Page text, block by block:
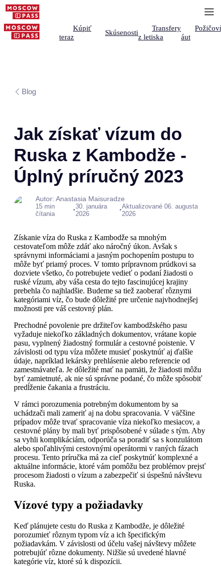
Kúpiť
teraz
Skúsenosti
Transfery
z letiska
áut
Blog
Jak získať vízum do
Ruska z Kambodže -
Úplný príručný 2023
Autor: Anastasia Maisuradze
15 min
čítania
•30. januára
2026
•Aktualizované 06. augusta
2026
Získanie víza do Ruska z Kambodže sa mnohým
cestovateľom môže zdáť ako náročný úkon. Avšak s
správnymi informáciami a jasným pochopením postupu to
môže byť priamý proces. V tomto prípravnom prúdkovi sa
dozviete všetko, čo potrebujete vedieť o podaní žiadosti o
ruské vízum, aby váša cesta do tejto fascinujúcej krajiny
prebehla čo najhladšie. Budeme sa tiež zaoberať rôznymi
kategóriami víz, čo bude dôležité pre určenie najvhodnejšej
možnosti pre váš cestovný plán.
Prechodné povolenie pre držiteľov kambodžského pasu
vyžaduje niekoľko základných dokumentov, vrátane kopie
pasu, vyplnený žiadostný formulár a cestovné poistenie. V
závislosti od typu víza môžete musieť poskytnúť aj ďalšie
údaje, napríklad lekársky prehlásenie alebo referencie od
zamestnávateľa. Je dôležité mať na pamäti, že žiadosti môžu
byť zamietnuté, ak nie sú správne podané, čo môže spôsobiť
predĺženie čakania a frustráciu.
V rámci porozumenia potrebným dokumentom by sa
uchádzači mali zameriť aj na dobu spracovania. V väčšine
prípadov môže trvať spracovanie víza niekoľko mesiacov, a
cestovné plány by mali byť prispôsobené v súlade s tým. Aby
sa vyhli komplikáciám, odporúča sa poradiť sa s konzulátom
alebo spoľahlivými cestovnými operátormi v raných fázach
procesu. Tento príručka má za cieľ poskytnúť komplexné a
aktuálne informácie, ktoré vám pomôžu bez problémov prejsť
procesom žiadosti o vízum a zabezpečiť si úspešnú návštevu
Ruska.
Vízové typy a požiadavky
Keď plánujete cestu do Ruska z Kambodže, je dôležité
porozumieť rôznym typom víz a ich špecifickým
požiadavkám. V závislosti od účelu vašej návštevy môžete
potrebujúť rôzne dokumenty. Nižšie sú uvedené hlavné
kategórie víz, ktoré sú k dispozícii.